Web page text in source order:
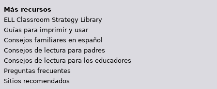
Más recursos
ELL Classroom Strategy Library
Guías para imprimir y usar
Consejos familiares en español
Consejos de lectura para padres
Consejos de lectura para los educadores
Preguntas frecuentes
Sitios recomendados